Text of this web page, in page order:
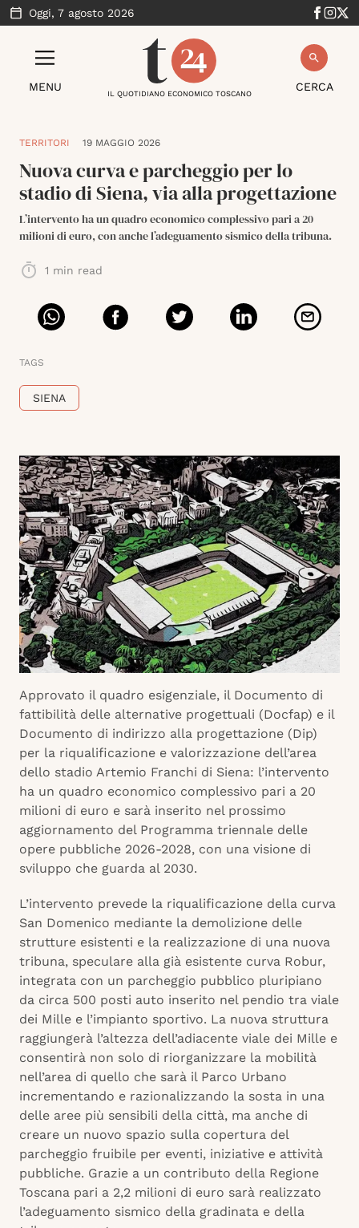
Oggi, 7 agosto 2026
MENU CERCA
IL QUOTIDIANO ECONOMICO TOSCANO
TERRITORI 19 MAGGIO 2026
Nuova curva e parcheggio per lo
stadio di Siena, via alla progettazione
L’intervento ha un quadro economico complessivo pari a 20
milioni di euro, con anche l’adeguamento sismico della tribuna.
1 min read
TAGS
SIENA
Approvato il quadro esigenziale, il Documento di
fattibilità delle alternative progettuali (Docfap) e il
Documento di indirizzo alla progettazione (Dip)
per la riqualificazione e valorizzazione dell’area
dello stadio Artemio Franchi di Siena: l’intervento
ha un quadro economico complessivo pari a 20
milioni di euro e sarà inserito nel prossimo
aggiornamento del Programma triennale delle
opere pubbliche 2026-2028, con una visione di
sviluppo che guarda al 2030.
L’intervento prevede la riqualificazione della curva
San Domenico mediante la demolizione delle
strutture esistenti e la realizzazione di una nuova
tribuna, speculare alla già esistente curva Robur,
integrata con un parcheggio pubblico pluripiano
da circa 500 posti auto inserito nel pendio tra viale
dei Mille e l’impianto sportivo. La nuova struttura
raggiungerà l’altezza dell’adiacente viale dei Mille e
consentirà non solo di riorganizzare la mobilità
nell’area di quello che sarà il Parco Urbano
incrementando e razionalizzando la sosta in una
delle aree più sensibili della città, ma anche di
creare un nuovo spazio sulla copertura del
parcheggio fruibile per eventi, iniziative e attività
pubbliche. Grazie a un contributo della Regione
Toscana pari a 2,2 milioni di euro sarà realizzato
l’adeguamento sismico della gradinata e della